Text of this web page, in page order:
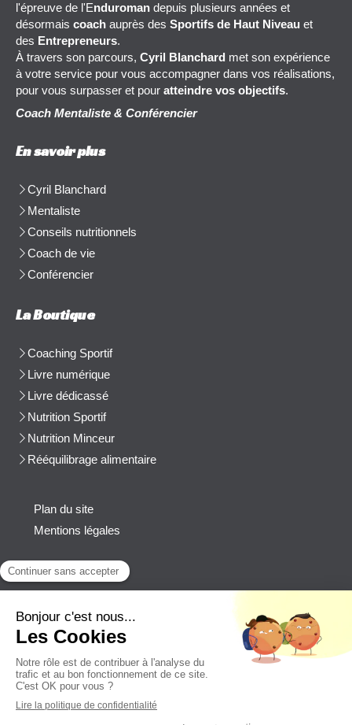
l'épreuve de l'Enduroman depuis plusieurs années et
désormais coach auprès des Sportifs de Haut Niveau et
des Entrepreneurs.
À travers son parcours, Cyril Blanchard met son expérience
à votre service pour vous accompagner dans vos réalisations,
pour vous surpasser et pour atteindre vos objectifs.
Coach Mentaliste & Conférencier
En savoir plus
Cyril Blanchard
Mentaliste
Conseils nutritionnels
Coach de vie
Conférencier
La Boutique
Coaching Sportif
Livre numérique
Livre dédicassé
Nutrition Sportif
Nutrition Minceur
Rééquilibrage alimentaire
Plan du site
Mentions légales
Contact
cblanchard@beep-consulting.com
Contacter Cyril